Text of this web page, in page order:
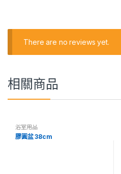
There are no reviews yet.
相關商品
浴室用品
膠圓盆 38cm